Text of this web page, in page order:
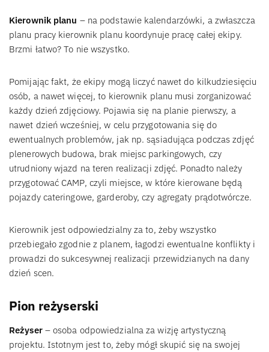
Kierownik planu – na podstawie kalendarzówki, a zwłaszcza
planu pracy kierownik planu koordynuje pracę całej ekipy.
Brzmi łatwo? To nie wszystko.
Pomijając fakt, że ekipy mogą liczyć nawet do kilkudziesięciu
osób, a nawet więcej, to kierownik planu musi zorganizować
każdy dzień zdjęciowy. Pojawia się na planie pierwszy, a
nawet dzień wcześniej, w celu przygotowania się do
ewentualnych problemów, jak np. sąsiadująca podczas zdjęć
plenerowych budowa, brak miejsc parkingowych, czy
utrudniony wjazd na teren realizacji zdjęć. Ponadto należy
przygotować CAMP, czyli miejsce, w które kierowane będą
pojazdy cateringowe, garderoby, czy agregaty prądotwórcze.
Kierownik jest odpowiedzialny za to, żeby wszystko
przebiegało zgodnie z planem, łagodzi ewentualne konflikty i
prowadzi do sukcesywnej realizacji przewidzianych na dany
dzień scen.
Pion reżyserski
Reżyser – osoba odpowiedzialna za wizję artystyczną
projektu. Istotnym jest to, żeby mógł skupić się na swojej